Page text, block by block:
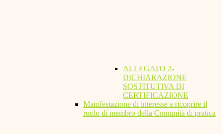
ALLEGATO 2-
DICHIARAZIONE
SOSTITUTIVA DI
CERTIFICAZIONE
Manifestazione di interesse a ricoprire il
ruolo di membro della Comunità di pratica